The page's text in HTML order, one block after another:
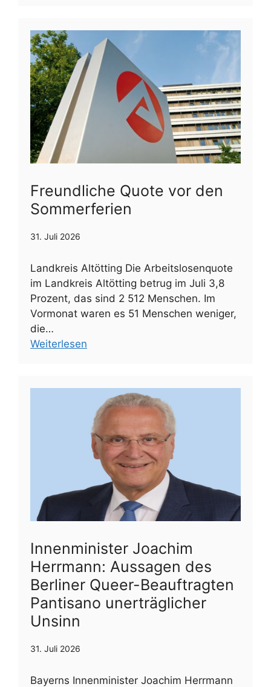
Freundliche Quote vor den
Sommerferien
31. Juli 2026
Landkreis Altötting Die Arbeitslosenquote
im Landkreis Altötting betrug im Juli 3,8
Prozent, das sind 2 512 Menschen. Im
Vormonat waren es 51 Menschen weniger,
die…
Weiterlesen
Innenminister Joachim
Herrmann: Aussagen des
Berliner Queer-Beauftragten
Pantisano unerträglicher
Unsinn
31. Juli 2026
Bayerns Innenminister Joachim Herrmann